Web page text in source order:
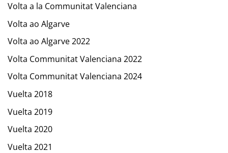
Volta a la Communitat Valenciana
Volta ao Algarve
Volta ao Algarve 2022
Volta Communitat Valenciana 2022
Volta Communitat Valenciana 2024
Vuelta 2018
Vuelta 2019
Vuelta 2020
Vuelta 2021